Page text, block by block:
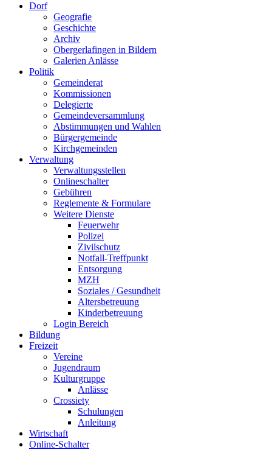
Dorf
Geografie
Geschichte
Archiv
Obergerlafingen in Bildern
Galerien Anlässe
Politik
Gemeinderat
Kommissionen
Delegierte
Gemeindeversammlung
Abstimmungen und Wahlen
Bürgergemeinde
Kirchgemeinden
Verwaltung
Verwaltungsstellen
Onlineschalter
Gebühren
Reglemente & Formulare
Weitere Dienste
Feuerwehr
Polizei
Zivilschutz
Notfall-Treffpunkt
Entsorgung
MZH
Soziales / Gesundheit
Altersbetreuung
Kinderbetreuung
Login Bereich
Bildung
Freizeit
Vereine
Jugendraum
Kulturgruppe
Anlässe
Crossiety
Schulungen
Anleitung
Wirtschaft
Online-Schalter